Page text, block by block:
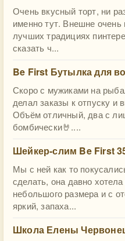
Очень вкусный торт, ни
именно тут. Внешне
лучших традициях
сказать ч...
Be First Бутылка для
Скоро с мужиками на
делал заказы к отпуску и
Объём отличный, два с
бомбически🤘....
Шейкер-слим Be First
Мы с ней как то
сделать, она давно
небольшого размера и с
яркий, запаха...
Школа Елены